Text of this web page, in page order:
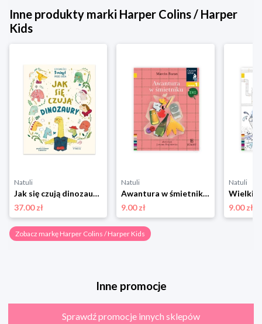
Inne produkty marki Harper Colins / Harper
Kids
Natuli
Jak się czują dinozaury. Opowieści 5 minut przed snem Harper colins / harper kids
37.00 zł
Natuli
Awantura w śmietniku. Czytam sobie Eko. Poziom 1 Harper colins / harper kids
9.00 zł
Natuli
9.00 zł
Zobacz markę Harper Colins / Harper Kids
Inne promocje
Sprawdź promocje innych sklepów